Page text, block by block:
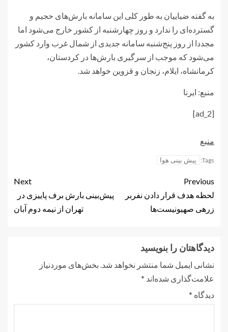
به گفته ضیاییان به طور کلی این سامانه بارش‌های حجیم و
گسترده‌ای را ندارد و روز چهارشنبه از کشور خارج می‌شود اما
مجددا از روز پنج‌شنبه سامانه جدیدی از شمال غرب وارد کشور
می‌شود که موجب از سرگیری بارش‌ها در کردستان،
کرمانشاه، ایلام، زنجان و قزوین خواهد شد.
منبع: ایرنا
[ad_2]
منبع
Tags: پیش بینی هوا
Previous
لحظه هدف قرار دادن نفربر
زرهی صهیونیست‌ها
Next
پیش‌بینی بارش برف پاییزی در
تهران از نیمه دوم آبان
دیدگاهتان را بنویسید
نشانی ایمیل شما منتشر نخواهد شد. بخش‌های موردنیاز
علامت‌گذاری شده‌اند *
دیدگاه *